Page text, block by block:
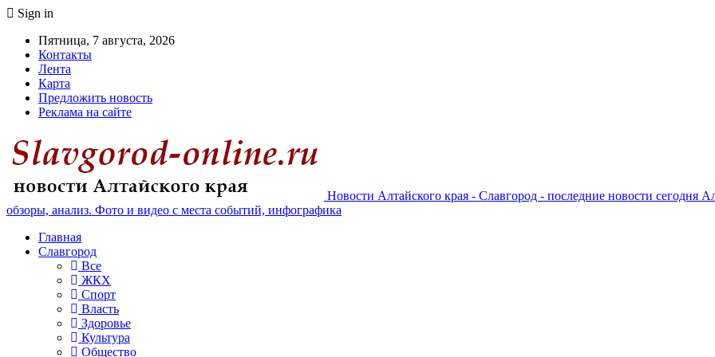
Sign in
Пятница, 7 августа, 2026
Контакты
Лента
Карта
Предложить новость
Реклама на сайте
Новости Алтайского края - Славгород - последние новости сегодня
обзоры, анализ. Фото и видео с места событий, инфографика
Главная
Славгород
Все
ЖКХ
Спорт
Власть
Здоровье
Культура
Общество